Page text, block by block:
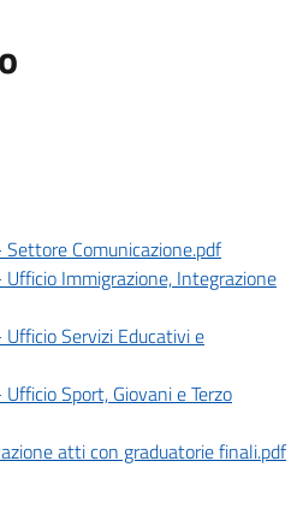
Comunicazione.pdf
Immigrazione, Integrazione
Servizi Educativi e
Sport, Giovani e Terzo
atti con graduatorie finali.pdf